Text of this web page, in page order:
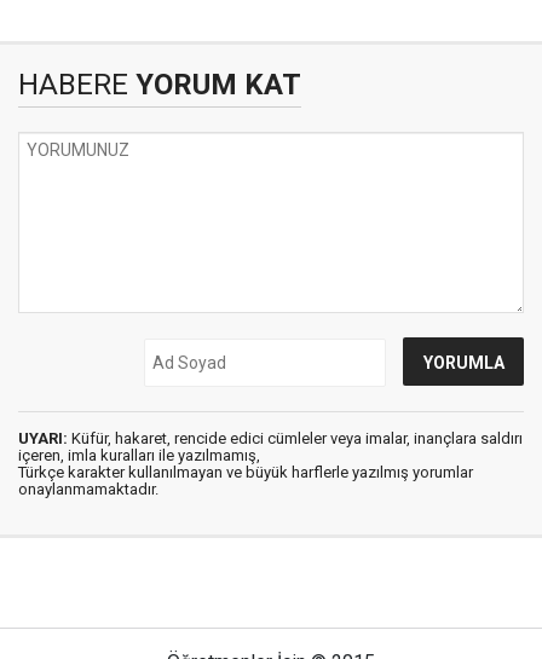
HABERE YORUM KAT
UYARI: Küfür, hakaret, rencide edici cümleler veya imalar, inançlara saldırı
içeren, imla kuralları ile yazılmamış,
Türkçe karakter kullanılmayan ve büyük harflerle yazılmış yorumlar
onaylanmamaktadır.